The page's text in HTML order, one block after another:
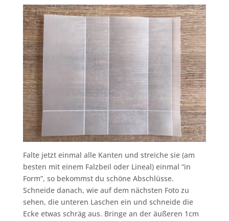
Falte jetzt einmal alle Kanten und streiche sie (am
besten mit einem Falzbeil oder Lineal) einmal “in
Form”, so bekommst du schöne Abschlüsse.
Schneide danach, wie auf dem nächsten Foto zu
sehen, die unteren Laschen ein und schneide die
Ecke etwas schräg aus. Bringe an der äußeren 1cm